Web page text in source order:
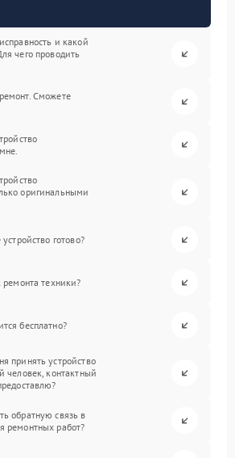
и какой
чего проводить
Сможете
оригинальными
готово?
ремонта техники?
бесплатно?
принять устройство
человек, контактный
обратную связь в
ремонтных работ?